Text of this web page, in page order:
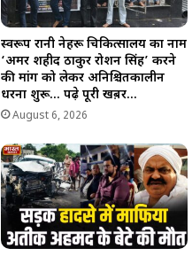
स्वरूप रानी नेहरू चिकित्सालय का नाम
‘अमर शहीद ठाकुर रोशन सिंह’ करने
की मांग को लेकर अनिश्चितकालीन
धरना शुरू… पढ़े पूरी खब़र…
August 6, 2026